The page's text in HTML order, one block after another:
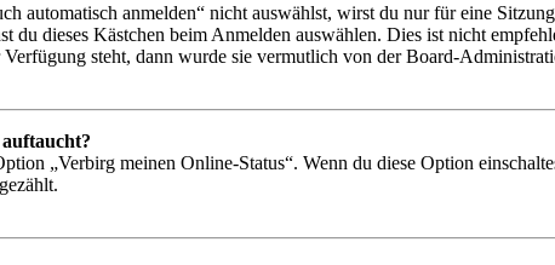
automatisch anmelden“ nicht auswählst, wirst du nur für eine
du dieses Kästchen beim Anmelden auswählen. Dies ist nicht
steht, dann wurde sie vermutlich von der Board-
„Verbirg meinen Online-Status“. Wenn du diese Option